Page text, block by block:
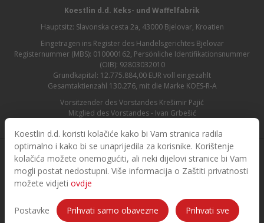
Koestlin d.d. koristi kolačiće kako bi Vam stranica radila
optimalno i kako bi se unaprijedila za korisnike. Korištenje
kolačića možete onemogućiti, ali neki dijelovi stranice bi Vam
mogli postat nedostupni. Više informacija o Zaštiti privatnosti
možete vidjeti ovdje
Postavke Prihvati samo obavezne Prihvati sve
Koestlin d.d. Keks- und Waffelfabrik
Hauptsitz: Slavonska cesta 2a, 43000 Bjelovar, Kroatien
Eingetragen ins Register des Handelsgerichtes Bjelovar
Registernummer (MBS): 010000162, Persönliche Identifikationsnummer
(OIB): 92803032010
Grundkapital: 12.775.884,00 EUR voll eingezahlt
Gesamtaktienzahl 130.276, mit die Marke KOES-R-A
Vorsitzender des Vorstandes Krešimir Pajić
Mitglied des Vorstandes - Ivan Grbešić
© 2026. Koestlin. Alle Rechte vorbehalten.
Designed and developed by